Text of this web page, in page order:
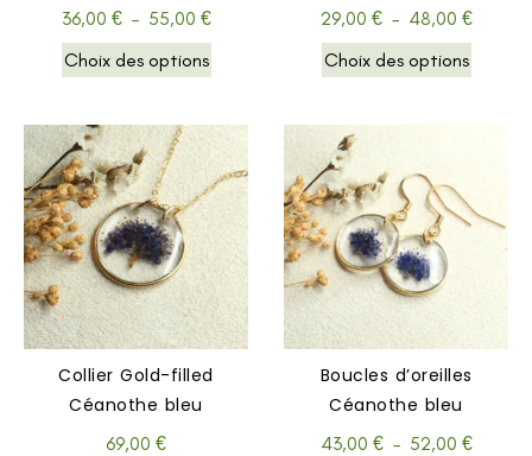
36,00 € – 55,00 €
Choix des options
29,00 € – 48,00 €
Choix des options
Collier Gold-filled
Céanothe bleu
69,00 €
Boucles d’oreilles
Céanothe bleu
43,00 € – 52,00 €